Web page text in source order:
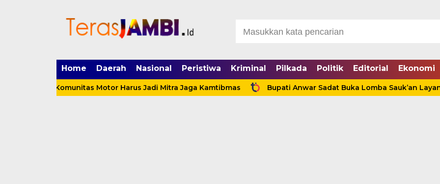
Home Daerah Nasional Peristiwa Kriminal Pilkada Politik Editorial Ekonomi
Komunitas Motor Harus Jadi Mitra Jaga Kamtibmas Bupati Anwar Sadat Buka Lomba Sauk’an Layangan,